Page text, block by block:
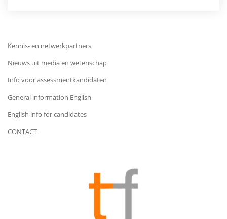
Kennis- en netwerkpartners
Nieuws uit media en wetenschap
Info voor assessmentkandidaten
General information English
English info for candidates
CONTACT